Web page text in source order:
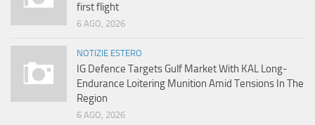
first flight
6 AGO, 2026
NOTIZIE ESTERO
IG Defence Targets Gulf Market With KAL Long-
Endurance Loitering Munition Amid Tensions In The
Region
6 AGO, 2026